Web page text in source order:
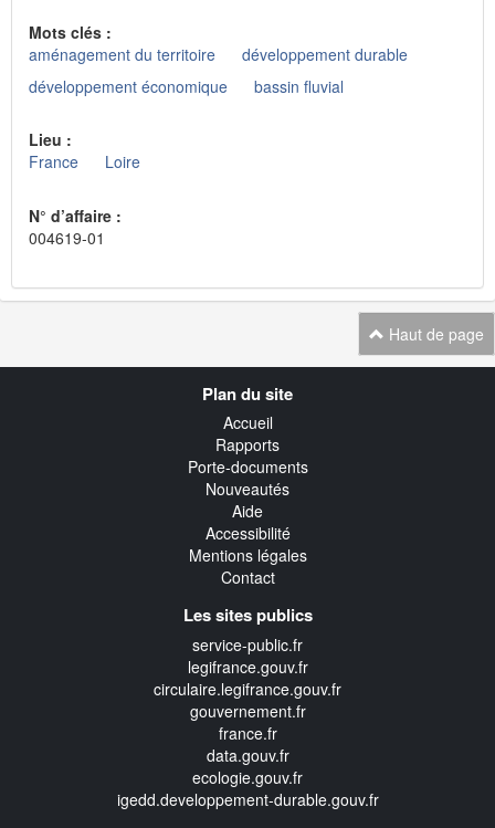
Mots clés :
aménagement du territoire
développement durable
développement économique
bassin fluvial
Lieu :
France
Loire
N° d’affaire :
004619-01
Haut de page
Plan du site
Accueil
Rapports
Porte-documents
Nouveautés
Aide
Accessibilité
Mentions légales
Contact
Les sites publics
service-public.fr
legifrance.gouv.fr
circulaire.legifrance.gouv.fr
gouvernement.fr
france.fr
data.gouv.fr
ecologie.gouv.fr
igedd.developpement-durable.gouv.fr